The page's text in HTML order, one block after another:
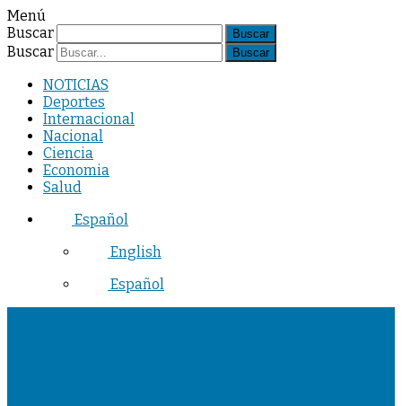
Menú
Buscar
Buscar
NOTICIAS
Deportes
Internacional
Nacional
Ciencia
Economia
Salud
Español
English
Español